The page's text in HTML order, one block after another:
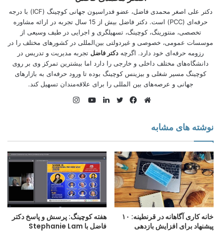
شایستگی‌های کوچینگ چیست؟
HTTPS://WWW.AMFAZEL.COM/COACHING-COMPETENCIES
روی من دارد؟
اگر قصد دارد یک درخواست اعتبار ACC یا PCC ارائه دهید یا در
سال ۲۰۲۱ در حال آمادگی برای آزمون CKA هستید، باید توجه داشته
باشید که در نیمه اول سال بر اساس شایستگی‌های اصلی، اخلاق و
نشانگرها ی قبلی ارزیابی می شوید. پس از آن با توجه به شایستگی
کوچینگ، اخلاق و شاخص های به روز شده اقدام خواهد شد.
دکتر علی اصغر محمدی فاضل، عضو فدراسیون جهانی کوچینگ (ICF) با درجه
حرفه‌ای (PCC) است. دکتر فاضل بیش از 15 سال تجربه در ارائه مشاوره
تخصصی، منتورینگ، کوچینگ، تسهیلگری و اجرایی در طیف وسیعی از
موسسات عمومی، خصوصی و غیردولتی بین‌المللی در کشورهای مختلف را در
رزومه حرفه‌ای خود دارد. اگرچه دکتر فاضل تجربه مدیریت و تدریس در
دانشگاه‌های مختلف داخلی و خارجی را دارد اما بیشترین تمركز وی بر روی
كوچینگ مسیر شغلی و بیزینس کوچینگ بوده تا ورود حرفه‌ای به بازارهای
جهانی و عرصه‌های بین المللی را برای علاقه‌‌مندان تسهیل کند.
نوشته های مشابه
خانه کاری آگاهانه در قرنطینه: ۱۰
پیشنهاد برای افزایش بازدهی
هفته کوچینگ: پرسش و پاسخ دکتر
فاضل با Stephanie Lam